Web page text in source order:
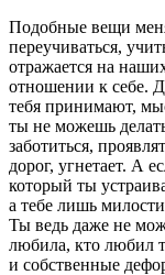
Подобные вещи
переучиваться,
отражается на
отношении к себе.
тебя принимают,
ты не можешь
заботиться,
дорог, угнетает. А
который ты
а тебе лишь
Ты ведь даже не
любила, кто любил
и собственные